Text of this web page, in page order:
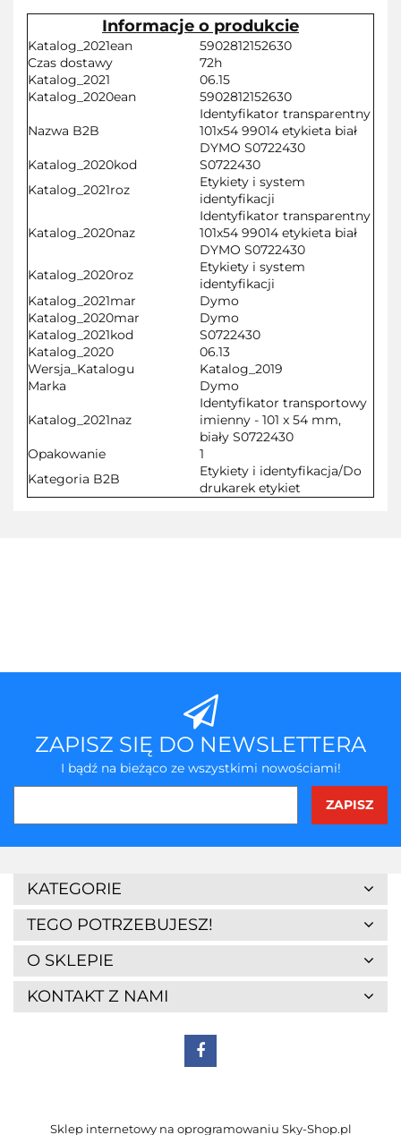
Informacje o produkcie
Katalog_2021ean
5902812152630
Czas dostawy
72h
Katalog_2021
06.15
Katalog_2020ean
5902812152630
Nazwa B2B
Identyfikator transparentny
101x54 99014 etykieta biał
DYMO S0722430
Katalog_2020kod
S0722430
Katalog_2021roz
Etykiety i system
identyfikacji
Katalog_2020naz
Identyfikator transparentny
101x54 99014 etykieta biał
DYMO S0722430
Katalog_2020roz
Etykiety i system
identyfikacji
Katalog_2021mar
Dymo
Katalog_2020mar
Dymo
Katalog_2021kod
S0722430
Katalog_2020
06.13
Wersja_Katalogu
Katalog_2019
Marka
Dymo
Katalog_2021naz
Identyfikator transportowy
imienny - 101 x 54 mm,
biały S0722430
Opakowanie
1
Kategoria B2B
Etykiety i identyfikacja/Do
drukarek etykiet
7Days
ZAPISZ SIĘ DO NEWSLETTERA
I bądź na bieżąco ze wszystkimi nowościami!
KATEGORIE
TEGO POTRZEBUJESZ!
O SKLEPIE
KONTAKT Z NAMI
Sklep internetowy na oprogramowaniu Sky-Shop.pl